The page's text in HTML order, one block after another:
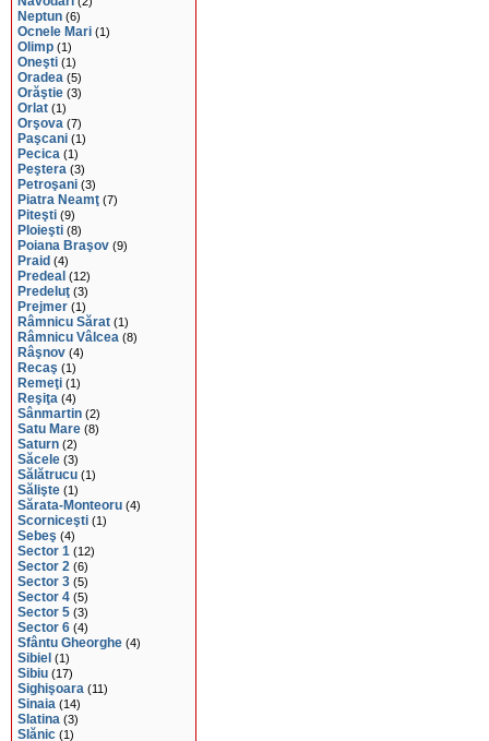
Neptun (6)
Ocnele Mari (1)
Olimp (1)
Oneşti (1)
Oradea (5)
Orăştie (3)
Orlat (1)
Orşova (7)
Paşcani (1)
Pecica (1)
Peştera (3)
Petroşani (3)
Piatra Neamţ (7)
Piteşti (9)
Ploieşti (8)
Poiana Braşov (9)
Praid (4)
Predeal (12)
Predeluţ (3)
Prejmer (1)
Râmnicu Sărat (1)
Râmnicu Vâlcea (8)
Râşnov (4)
Recaş (1)
Remeţi (1)
Reşiţa (4)
Sânmartin (2)
Satu Mare (8)
Saturn (2)
Săcele (3)
Sălătrucu (1)
Sălişte (1)
Sărata-Monteoru (4)
Scorniceşti (1)
Sebeş (4)
Sector 1 (12)
Sector 2 (6)
Sector 3 (5)
Sector 4 (5)
Sector 5 (3)
Sector 6 (4)
Sfântu Gheorghe (4)
Sibiel (1)
Sibiu (17)
Sighişoara (11)
Sinaia (14)
Slatina (3)
Slănic (1)